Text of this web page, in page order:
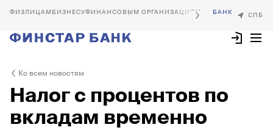
БИЗНЕСУФИНАНСОВЫМ ОРГАНИЗАЦИЯМ
Ко всем новостям
Налог с процентов по
вкладам временно